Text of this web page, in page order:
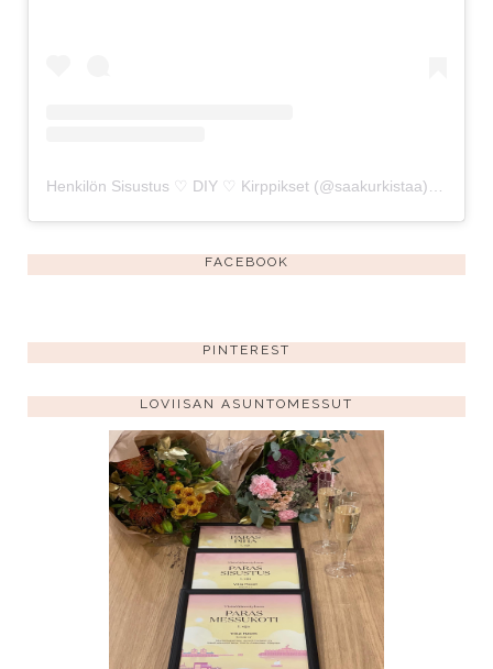
FACEBOOK
PINTEREST
LOVIISAN ASUNTOMESSUT